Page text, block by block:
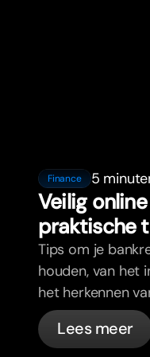
Finance 5
Veilig
praktische
Tips om je
houden, van het
het herkennen
beheren van je
automatisch voor
Lees meer